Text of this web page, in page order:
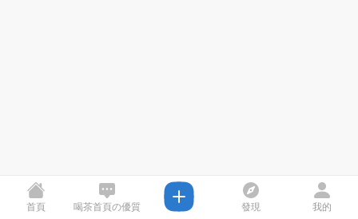
首頁 喝茶首頁の優質 發現 我的